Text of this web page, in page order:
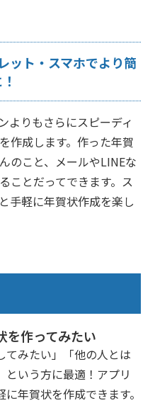
ット・スマホでより簡
よりもさらにスピーディ
作成します。作った年賀
のこと、メールやLINEな
ことだってできます。ス
手軽に年賀状作成を楽し
作ってみたい
てみたい」「他の人とは
いう方に最適！アプリ
年賀状を作成できます。